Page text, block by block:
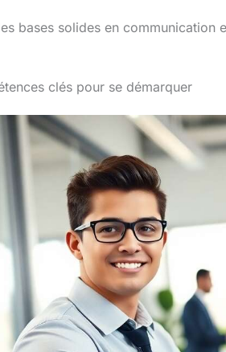
bases solides en communication
clés pour se démarquer